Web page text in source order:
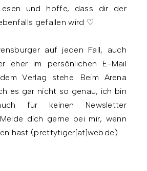
und hoffe, dass dir der
gefallen wird ♡
auf jeden Fall, auch
eher im persönlichen E-Mail
Verlag stehe. Beim Arena
es gar nicht so genau, ich bin
für keinen Newsletter
dich gerne bei mir, wenn
hast (prettytiger[at]web.de).